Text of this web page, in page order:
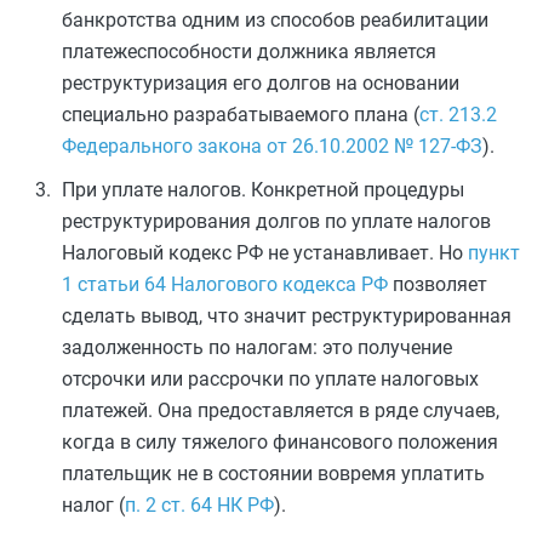
банкротства одним из способов реабилитации
платежеспособности должника является
реструктуризация его долгов на основании
специально разрабатываемого плана (ст. 213.2
Федерального закона от 26.10.2002 № 127-ФЗ).
При уплате налогов. Конкретной процедуры
реструктурирования долгов по уплате налогов
Налоговый кодекс РФ не устанавливает. Но пункт
1 статьи 64 Налогового кодекса РФ позволяет
сделать вывод, что значит реструктурированная
задолженность по налогам: это получение
отсрочки или рассрочки по уплате налоговых
платежей. Она предоставляется в ряде случаев,
когда в силу тяжелого финансового положения
плательщик не в состоянии вовремя уплатить
налог (п. 2 ст. 64 НК РФ).